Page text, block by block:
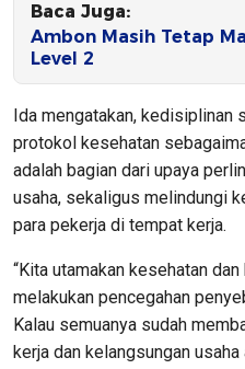
Baca Juga:
Ambon Masih Tetap
Level 2
Ida mengatakan, kedisiplinan
protokol kesehatan
adalah bagian dari upaya
usaha, sekaligus melindungi
para pekerja di tempat kerja.
“Kita utamakan kesehatan
melakukan pencegahan
Kalau semuanya sudah
kerja dan kelangsungan